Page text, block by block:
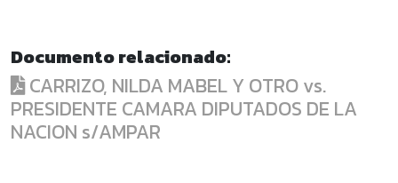
Documento relacionado:
CARRIZO, NILDA MABEL Y OTRO vs.
PRESIDENTE CAMARA DIPUTADOS DE LA
NACION s/AMPAR